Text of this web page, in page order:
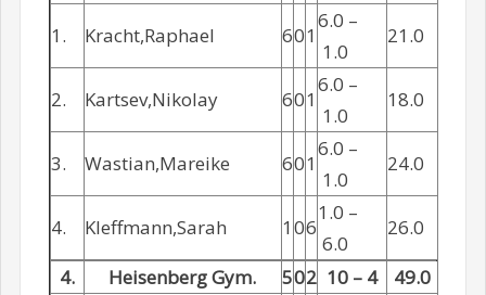
1. Kracht,Raphael 601
6.0 –
1.0
21.0
2. Kartsev,Nikolay 601
6.0 –
1.0
18.0
3. Wastian,Mareike 601
6.0 –
1.0
24.0
4. Kleffmann,Sarah 106
1.0 –
6.0
26.0
4.
Heisenberg Gym. 502 10 – 4
49.0